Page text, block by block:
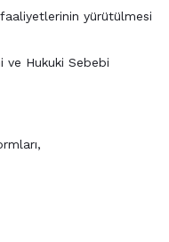
yürütülmesi
ve Hukuki Sebebi